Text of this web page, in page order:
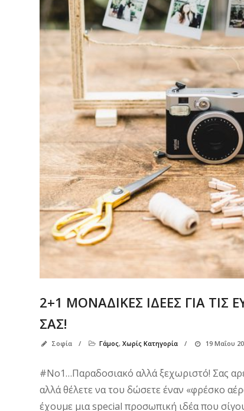
2+1 ΜΟΝΑΔΙΚΕΣ ΙΔΕΕΣ ΓΙΑ
ΣΑΣ!
Σοφία / Γάμος,Χωρίς Κατηγορία / 19 Μαΐου
#Νο1…Παραδοσιακό αλλά ξεχωριστό! Σας
αλλά θέλετε να του δώσετε έναν «φρέσκο
έχουμε μια special προσωπική ιδέα που